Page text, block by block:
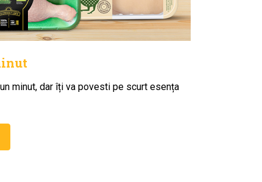
minut, dar îți va povesti pe scurt esența